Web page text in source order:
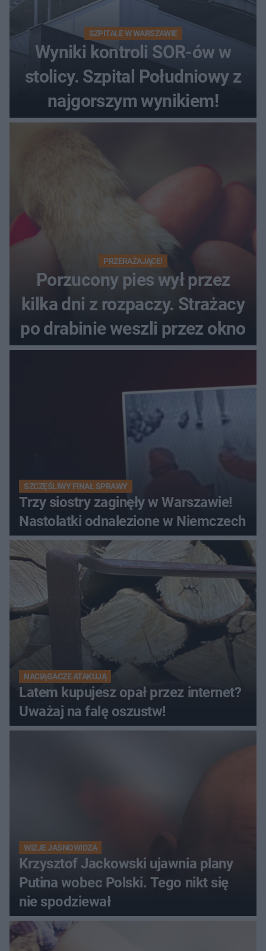
SZPITALE W WARSZAWIE
Wyniki kontroli SOR-ów w
stolicy. Szpital Południowy z
najgorszym wynikiem!
PRZERAŻAJĄCE!
Porzucony pies wył przez
kilka dni z rozpaczy. Strażacy
po drabinie weszli przez okno
SZCZĘŚLIWY FINAŁ SPRAWY
Trzy siostry zaginęły w Warszawie!
Nastolatki odnalezione w Niemczech
NACIĄGACZE ATAKUJĄ
Latem kupujesz opał przez internet?
Uważaj na falę oszustw!
WIZJE JASNOWIDZA
Krzysztof Jackowski ujawnia plany
Putina wobec Polski. Tego nikt się
nie spodziewał